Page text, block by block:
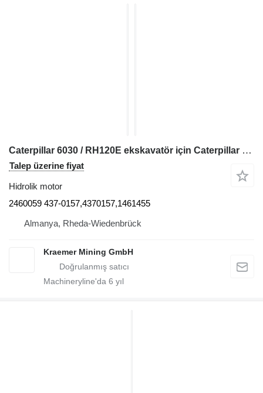
Caterpillar 6030 / RH120E ekskavatör için Caterpillar 2460059 hidrolik motor
Talep üzerine fiyat
Hidrolik motor
2460059 437-0157,4370157,1461455
Almanya, Rheda-Wiedenbrück
Kraemer Mining GmbH
Machineryline'da 6 yıl